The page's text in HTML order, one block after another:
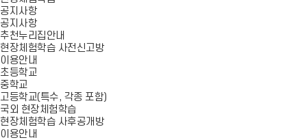
공지사항
공지사항
추천누리집안내
현장체험학습 사전신고방
이용안내
초등학교
중학교
고등학교(특수, 각종 포함)
국외 현장체험학습
현장체험학습 사후공개방
이용안내